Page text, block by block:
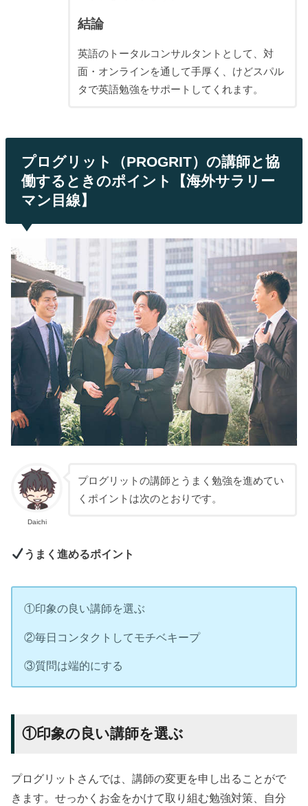
結論
英語のトータルコンサルタントとして、対
面・オンラインを通して手厚く、けどスパル
タで英語勉強をサポートしてくれます。
プログリット（PROGRIT）の講師と協
働するときのポイント【海外サラリー
マン目線】
Daichi
プログリットの講師とうまく勉強を進めてい
くポイントは次のとおりです。
うまく進めるポイント
①印象の良い講師を選ぶ
②毎日コンタクトしてモチベキープ
③質問は端的にする
①印象の良い講師を選ぶ
プログリットさんでは、講師の変更を申し出ることがで
きます。せっかくお金をかけて取り組む勉強対策、自分